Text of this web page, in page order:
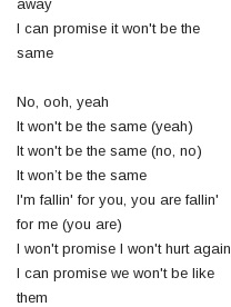
away
I can promise it won't be the
same
No, ooh, yeah
It won't be the same (yeah)
It won't be the same (no, no)
It won’t be the same
I'm fallin' for you, you are fallin'
for me (you are)
I won't promise I won't hurt again
I can promise we won't be like
them